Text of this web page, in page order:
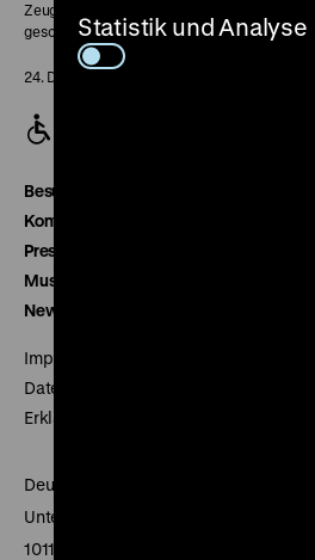
Zeughaus:
geschlossen
24. Dezember geschlossen
Besucherservice
Kontakt
Presse
Museumsverein
Newsletter
Impressum
Datenschutz
Erklärung digitale Barrierefreiheit
Deutsches Historisches Museum
Unter den Linden 2
10117 Berlin
Statistik und Analyse